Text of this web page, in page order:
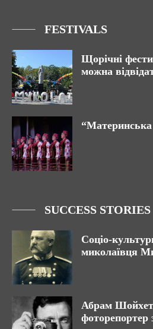
FESTIVALS
Щорічні
можна
SUCCESS STORIES
Соціо-
миколаївця
Абрам Шойхет